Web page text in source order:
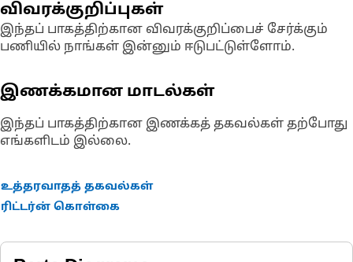
விவரக்குறிப்புகள்
இந்தப் பாகத்திற்கான விவரக்குறிப்பைச் சேர்க்கும்
பணியில் நாங்கள் இன்னும் ஈடுபட்டுள்ளோம்.
இணக்கமான மாடல்கள்
இந்தப் பாகத்திற்கான இணக்கத் தகவல்கள் தற்போது
எங்களிடம் இல்லை.
உத்தரவாதத் தகவல்கள்
ரிட்டர்ன் கொள்கை